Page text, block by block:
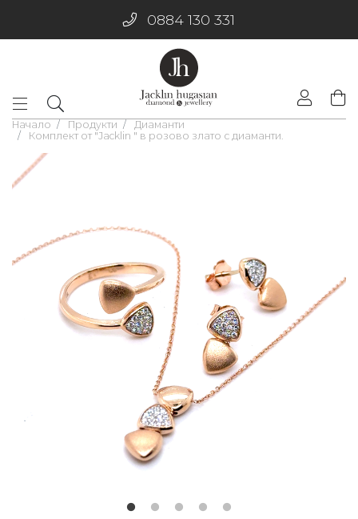
0884 130 331
Начало Продукти
Диаманти
Комплект от "Jacklin " в розово злато с диаманти.